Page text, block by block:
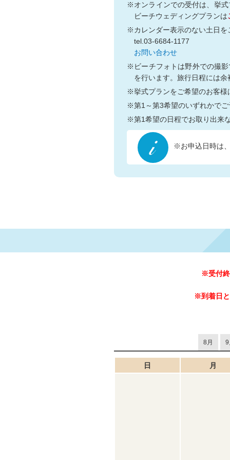
※オンラインでの受付は、挙
ビーチウェディングプランは
※カレンダー表示のない土日を
tel.03-6684-1177
お問い合わせ
※ビーチフォトは野外での撮
を行います。旅行日程には
※挙式プランをご希望のお客様
※第1～第3希望のいずれかで
※第1希望の日程でお取り出来
※お申込日時は
※受付終
※到着日
8月 9
日 月